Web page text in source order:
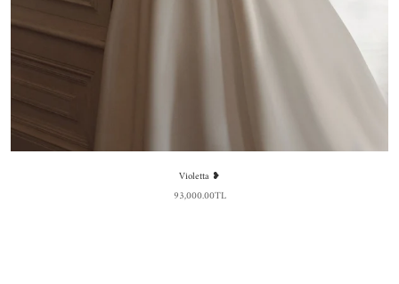
Violetta ❥
93,000.00TL